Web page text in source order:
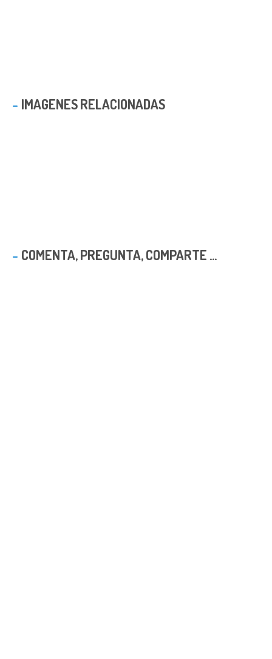
IMAGENES RELACIONADAS
COMENTA, PREGUNTA, COMPARTE ...